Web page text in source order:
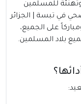
للمسلمين
في تبسة | الجزائر
على الجميع،
بلاد المسلمين.